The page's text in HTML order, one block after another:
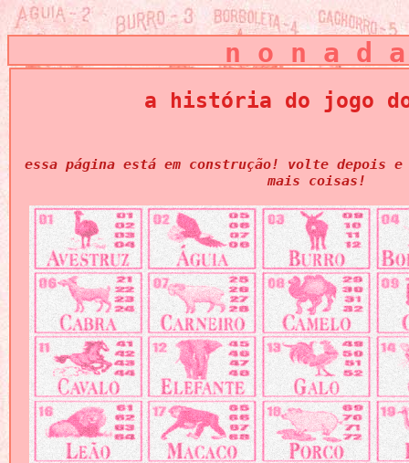
n o n a d a
a história do jogo
essa página está em construção! volte depois e
mais coisas!